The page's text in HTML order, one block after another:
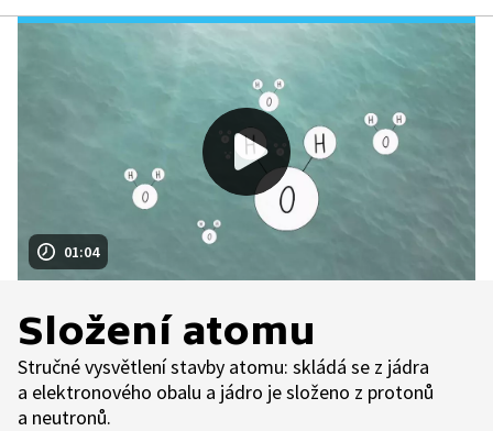
01:04
Složení atomu
Stručné vysvětlení stavby atomu: skládá se z jádra
a elektronového obalu a jádro je složeno z protonů
a neutronů.